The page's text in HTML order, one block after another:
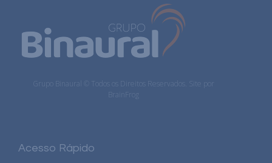
Grupo Binaural © Todos os Direitos Reservados. Site por
BrainFrog
Acesso Rápido